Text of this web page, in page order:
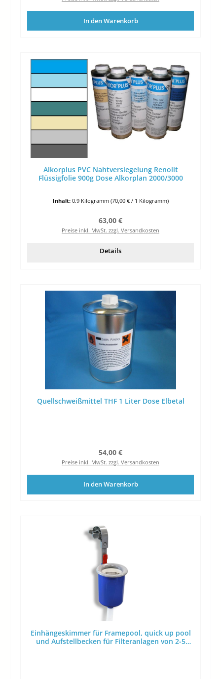
In den Warenkorb
Alkorplus PVC Nahtversiegelung Renolit
Flüssigfolie 900g Dose Alkorplan 2000/3000
Inhalt: 0.9 Kilogramm (70,00 € / 1 Kilogramm)
Regulärer Preis:
63,00 €
Preise inkl. MwSt. zzgl. Versandkosten
Details
Quellschweißmittel THF 1 Liter Dose Elbetal
Regulärer Preis:
54,00 €
Preise inkl. MwSt. zzgl. Versandkosten
In den Warenkorb
Einhängeskimmer für Framepool, quick up pool
und Aufstellbecken für Filteranlagen von 2-5